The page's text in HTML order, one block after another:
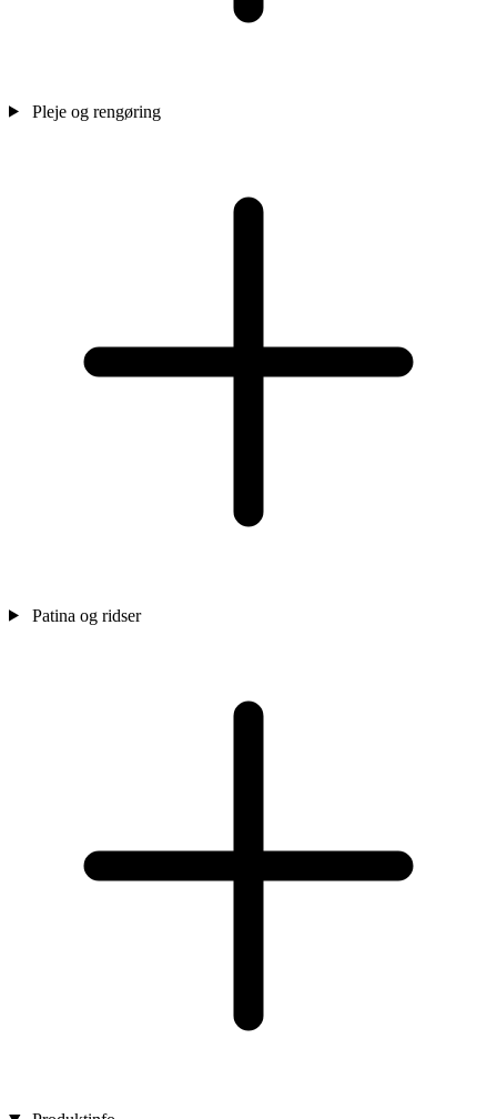
Pleje og rengøring
Patina og ridser